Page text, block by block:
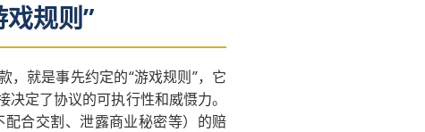
规则”
，就是事先约定的“游戏规则”，它
定了协议的可执行性和威慑力。
合交割、泄露商业秘密等）的赔